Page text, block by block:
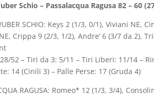
Schio – Passalacqua Ragusa 82 – 60
SCHIO: Keys 2 (1/3, 0/1), Viviani
Crippa 9 (2/3, 1/2), Andre’ 6 (3/7 da 2),
52 – Tiri da 3: 5/11 – Tiri Liberi: 11/14 –
14 (Cinili 3) – Palle Perse: 17 (Gruda 4)
RAGUSA: Romeo* 12 (1/3, 3/4),